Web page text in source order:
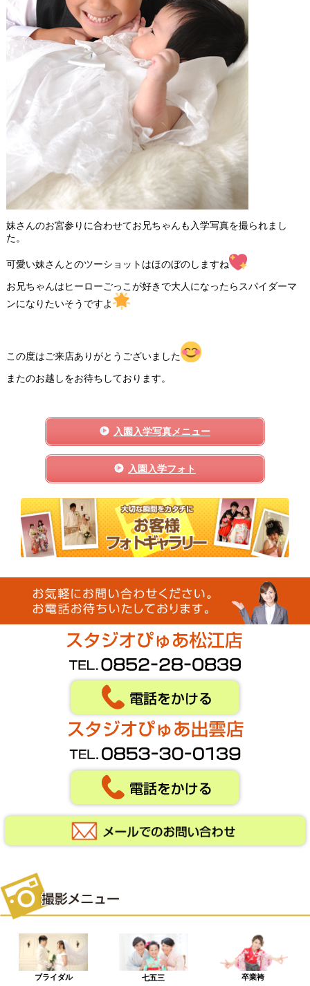
妹さんのお宮参りに合わせてお兄ちゃんも入学写真を撮られまし
た。
可愛い妹さんとのツーショットはほのぼのしますね
お兄ちゃんはヒーローごっこが好きで大人になったらスパイダーマ
ンになりたいそうですよ
この度はご来店ありがとうございました
またのお越しをお待ちしております。
入園入学写真メニュー
入園入学フォト
ブライダル 七五三 卒業袴